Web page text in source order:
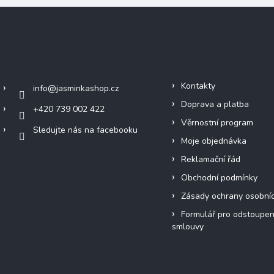
info@jasminkashop.cz
+420 739 002 422
Sledujte nás na facebooku
Kontakty
Doprava a platba
Věrnostní program
Moje objednávka
Reklamační řád
Obchodní podmínky
Zásady ochrany
Formulář pro
smlouvy